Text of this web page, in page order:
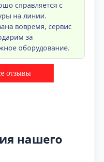
справляется с
на линии.
вовремя, сервис
за
оборудование.
отзывы
нашего